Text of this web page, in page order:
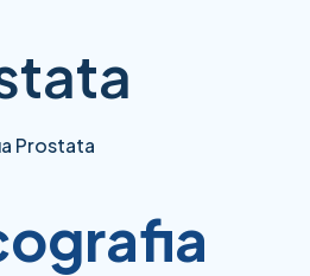
Prostata